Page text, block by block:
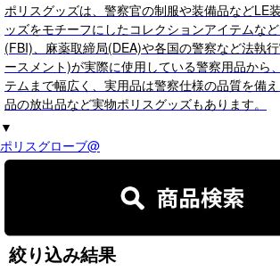
ポリスグッズは、警察官の制服や装備品などLE
ッズをモチーフにしたコレクションアイテムな
(FBI)、麻薬取締局(DEA)や各国の警察など法執
ースメント)が実際に使用している警察用品から
テムまで幅広く、実用品は警察仕様の品質を備
品の放出品など実物ポリスグッズもあります。
▼
ポリスグローブ@
絞り込み結果